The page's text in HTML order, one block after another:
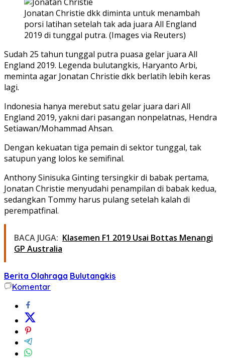
Jonatan Christie dkk diminta untuk menambah
porsi latihan setelah tak ada juara All England
2019 di tunggal putra. (Images via Reuters)
Sudah 25 tahun tunggal putra puasa gelar juara All
England 2019. Legenda bulutangkis, Haryanto Arbi,
meminta agar Jonatan Christie dkk berlatih lebih keras
lagi.
Indonesia hanya merebut satu gelar juara dari All
England 2019, yakni dari pasangan nonpelatnas, Hendra
Setiawan/Mohammad Ahsan.
Dengan kekuatan tiga pemain di sektor tunggal, tak
satupun yang lolos ke semifinal.
Anthony Sinisuka Ginting tersingkir di babak pertama,
Jonatan Christie menyudahi penampilan di babak kedua,
sedangkan Tommy harus pulang setelah kalah di
perempatfinal.
BACA JUGA: Klasemen F1 2019 Usai Bottas Menangi
GP Australia
Berita Olahraga Bulutangkis
Komentar